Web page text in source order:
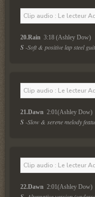
Clip audio : Le lecteur
20.Rain 3:18 (Ashley Dow)
S -Soft & positive lap steel
Clip audio : Le lecteur
21.Dawn 2:01(Ashley Dow)
S -Slow & serene melody
Clip audio : Le lecteur
22.Dawn 2:01(Ashley Dow)